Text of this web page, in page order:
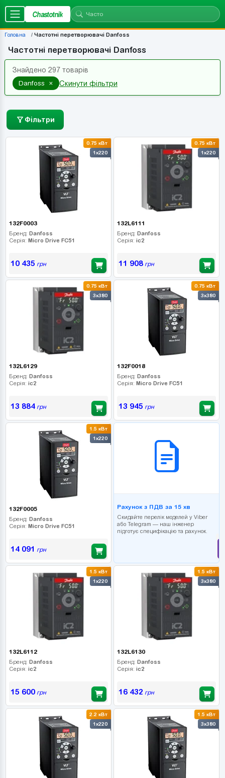
Chastotnik
Головна Частотні перетворювачі Danfoss
Частотні перетворювачі Danfoss
Знайдено 297 товарів
Danfoss × Скинути фільтри
Фільтри
0.75 кВт
1x220
132F0003
Бренд: Danfoss
Серія: Micro Drive FC51
10 435 грн
0.75 кВт
1x220
132L6111
Бренд: Danfoss
Серія: ic2
11 908грн
0.75 кВт
3x380
132L6129
Бренд: Danfoss
Серія: ic2
13 884грн
0.75 кВт
3x380
132F0018
Бренд: Danfoss
Серія: Micro Drive FC51
13 945 грн
1.5 кВт
1x220
132F0005
Бренд: Danfoss
Серія: Micro Drive FC51
14 091 грн
Рахунок з ПДВ за 15 хв
Скидайте перелік моделей у Viber
або Telegram — наш інженер
підготує специфікацію та рахунок.
1.5 кВт
1x220
132L6112
Бренд: Danfoss
Серія: ic2
15 600грн
1.5 кВт
3x380
132L6130
Бренд: Danfoss
Серія: ic2
16 432 грн
2.2 кВт
1x220
1.5 кВт
3x380